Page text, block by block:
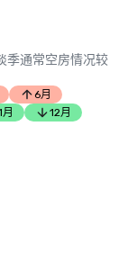
季通常空房情况较
6月
月 12月